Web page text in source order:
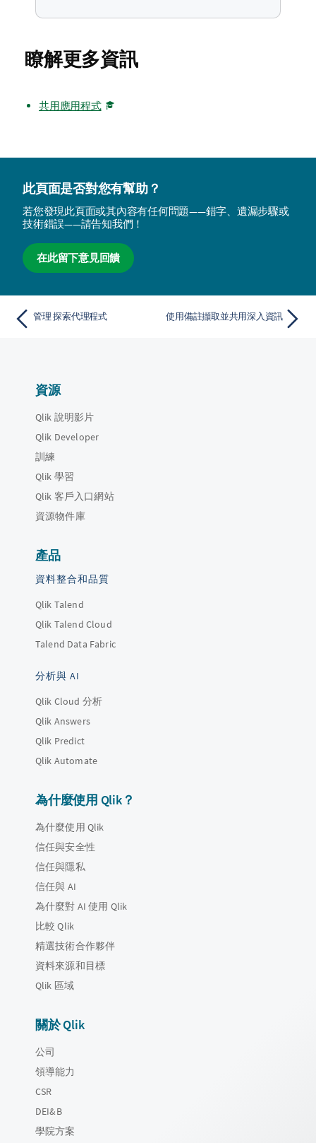
瞭解更多資訊
共用應用程式
此頁面是否對您有幫助？
若您發現此頁面或其內容有任何問題——錯字、遺漏步驟或
技術錯誤——請告知我們！
在此留下意見回饋
管理 探索代理程式 使用備註擷取並共用深入資訊
資源
Qlik 說明影片
Qlik Developer
訓練
Qlik 學習
Qlik 客戶入口網站
資源物件庫
產品
資料整合和品質
Qlik Talend
Qlik Talend Cloud
Talend Data Fabric
分析與 AI
Qlik Cloud 分析
Qlik Answers
Qlik Predict
Qlik Automate
為什麼使用 Qlik？
為什麼使用 Qlik
信任與安全性
信任與隱私
信任與 AI
為什麼對 AI 使用 Qlik
比較 Qlik
精選技術合作夥伴
資料來源和目標
Qlik 區域
關於 Qlik
公司
領導能力
CSR
DEI&B
學院方案